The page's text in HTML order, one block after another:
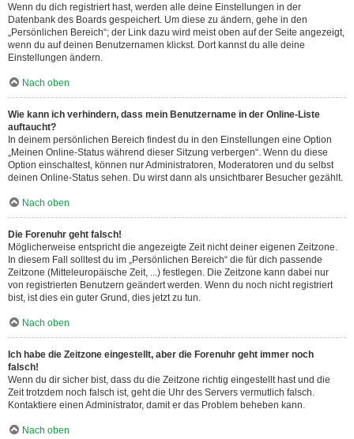
Wenn du dich registriert hast, werden alle deine Einstellungen in der
Datenbank des Boards gespeichert. Um diese zu ändern, gehe in den
„Persönlichen Bereich“; der Link dazu wird meist oben auf der Seite angezeigt,
wenn du auf deinen Benutzernamen klickst. Dort kannst du alle deine
Einstellungen ändern.
Nach oben
Wie kann ich verhindern, dass mein Benutzername in der Online-Liste
auftaucht?
In deinem persönlichen Bereich findest du in den Einstellungen eine Option
„Meinen Online-Status während dieser Sitzung verbergen“. Wenn du diese
Option einschaltest, können nur Administratoren, Moderatoren und du selbst
deinen Online-Status sehen. Du wirst dann als unsichtbarer Besucher gezählt.
Nach oben
Die Forenuhr geht falsch!
Möglicherweise entspricht die angezeigte Zeit nicht deiner eigenen Zeitzone.
In diesem Fall solltest du im „Persönlichen Bereich“ die für dich passende
Zeitzone (Mitteleuropäische Zeit, ...) festlegen. Die Zeitzone kann dabei nur
von registrierten Benutzern geändert werden. Wenn du noch nicht registriert
bist, ist dies ein guter Grund, dies jetzt zu tun.
Nach oben
Ich habe die Zeitzone eingestellt, aber die Forenuhr geht immer noch
falsch!
Wenn du dir sicher bist, dass du die Zeitzone richtig eingestellt hast und die
Zeit trotzdem noch falsch ist, geht die Uhr des Servers vermutlich falsch.
Kontaktiere einen Administrator, damit er das Problem beheben kann.
Nach oben